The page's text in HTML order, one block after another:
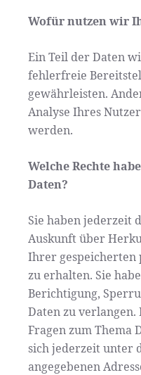
Wofür nutzen wir
Ein Teil der Daten
fehlerfreie
gewährleisten.
Analyse Ihres
werden.
Welche Rechte
Daten?
Sie haben jederzeit
Auskunft über
Ihrer gespeicherten
zu erhalten. Sie
Berichtigung,
Daten zu
Fragen zum Thema
sich jederzeit unter
angegebenen